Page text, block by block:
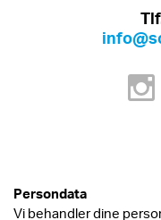
Persondata
Vi behandler dine